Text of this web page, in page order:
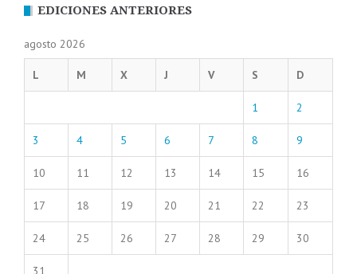
EDICIONES ANTERIORES
agosto 2026
L M X J V S D
1 2
3 4 5 6 7 8 9
10 11 12 13 14 15 16
17 18 19 20 21 22 23
24 25 26 27 28 29 30
31